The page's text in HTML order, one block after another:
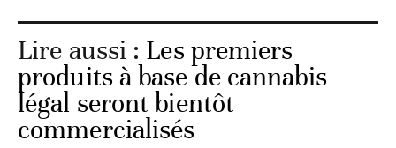
Lire aussi : Les premiers
produits à base de cannabis
légal seront bientôt
commercialisés